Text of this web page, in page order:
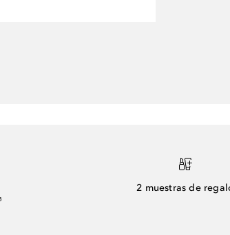
2 muestras de